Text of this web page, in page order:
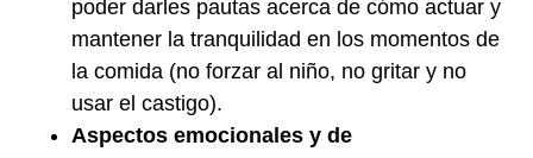
poder darles pautas acerca de cómo actuar y
mantener la tranquilidad en los momentos de
la comida (no forzar al niño, no gritar y no
usar el castigo).
Aspectos emocionales y de